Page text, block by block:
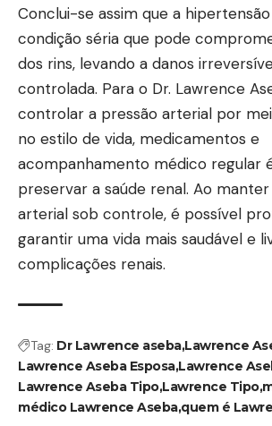
Conclui-se assim que a
condição séria que pode
dos rins, levando a danos
controlada. Para o Dr. Lawrence
controlar a pressão arterial por
no estilo de vida, medicamentos e
acompanhamento médico regular
preservar a saúde renal. Ao
arterial sob controle, é possível
garantir uma vida mais saudável e
complicações renais.
Tag: Dr Lawrence asebaLawrence
Lawrence Aseba EsposaLawrence
Lawrence Aseba TipoLawrence Tipo
médico Lawrence Asebaquem é